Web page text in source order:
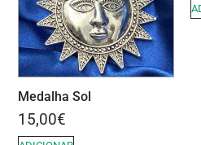
Medalha Sol
15,00€